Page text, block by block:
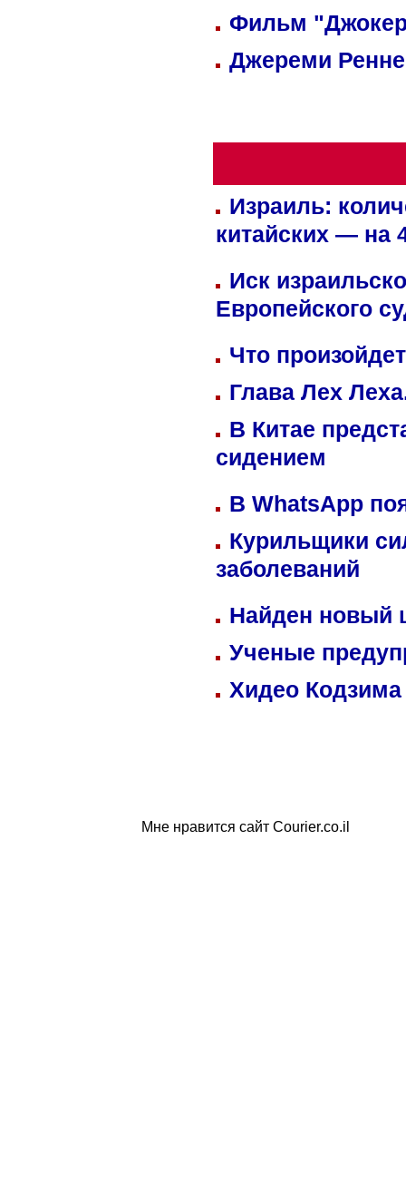
Фильм
Джереми
Израиль:
китайских — на
Иск
Европейского
Что
Глава Лех
В Китае
сидением
В WhatsApp
Курильщики
заболеваний
Найден
Ученые
Хидео
Мне нравится сайт Courier.co.il